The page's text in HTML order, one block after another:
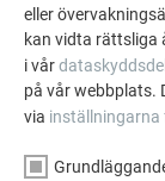
Efter
bildats med
eller
kan vidta rättsliga
i vår
på vår webbplats.
via inställningarna